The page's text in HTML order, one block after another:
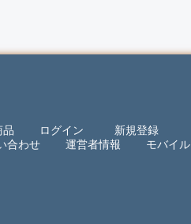
品 ログイン
新規登録
合わせ
運営者情報 モバイル